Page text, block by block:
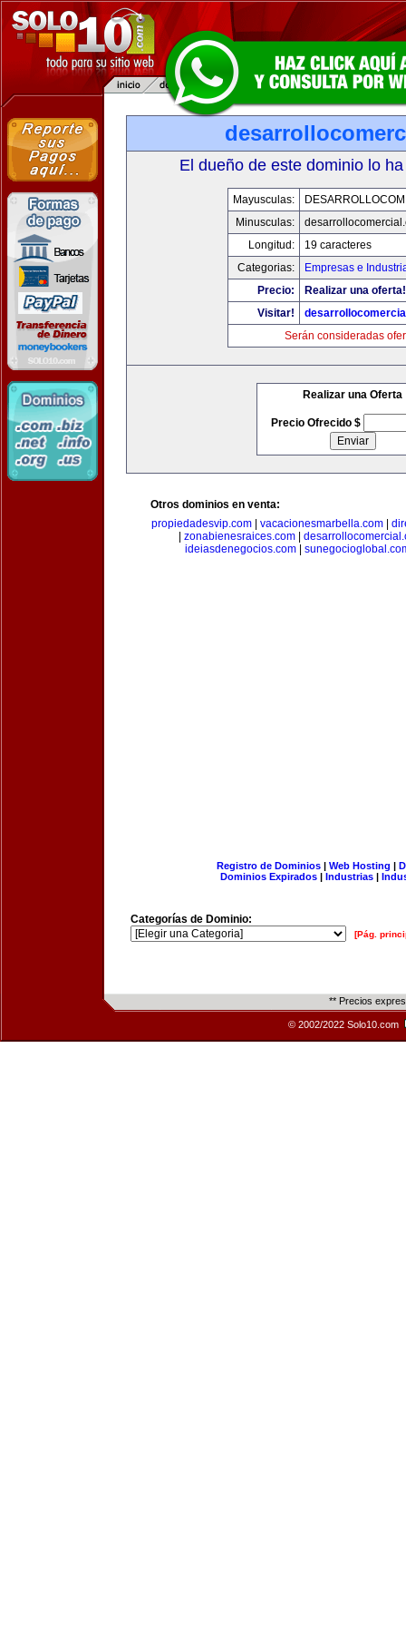
El dueño de este dominio lo
Mayusculas:
Minusculas:
Longitud:
19 caracteres
Categorias:
Empresas e
Precio:
Realizar una oferta!
Visitar!
Serán consideradas
Realizar una Oferta
Precio Ofrecido $
Otros dominios en venta:
propiedadesvip.com
vacacionesmarbella.com
zonabienesraices.com
ideiasdenegocios.com|
Registro de Dominios| Web Hosting |
Dominios Expirados | Industrias |
Categorías de Dominio:
[Pág.
** Precios
© 2002/2022 Solo10.com